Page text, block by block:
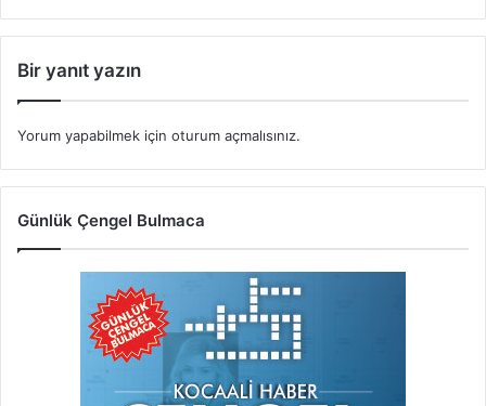
Bir yanıt yazın
Yorum yapabilmek için oturum açmalısınız.
Günlük Çengel Bulmaca